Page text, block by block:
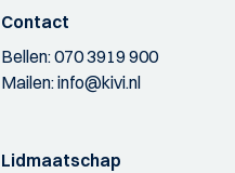
Contact
Bellen:070 3919 900
Mailen:info@kivi.nl
Lidmaatschap